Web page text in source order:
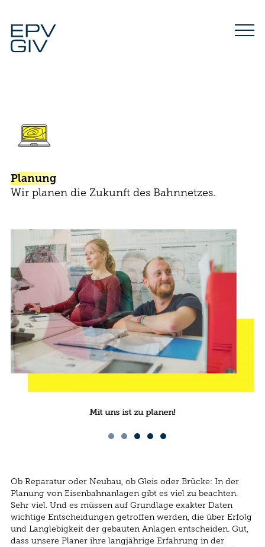
Inhalt
springen
Planung
Wir planen die Zukunft des Bahnnetzes.
Mit uns ist zu planen!
Mit uns ist zu planen!
Ob Reparatur oder Neubau, ob Gleis oder Brücke: In der
Planung von Eisenbahnanlagen gibt es viel zu beachten.
Sehr viel. Und es müssen auf Grundlage exakter Daten
wichtige Entscheidungen getroffen werden, die über Erfolg
und Langlebigkeit der gebauten Anlagen entscheiden. Gut,
dass unsere Planer ihre langjährige Erfahrung in der